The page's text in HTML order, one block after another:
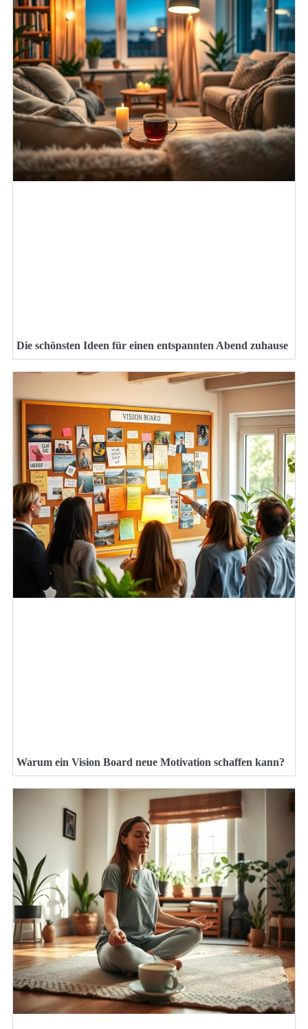
Die schönsten Ideen für einen entspannten Abend zuhause
Warum ein Vision Board neue Motivation schaffen kann?